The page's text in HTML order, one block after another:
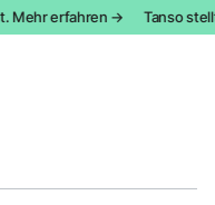
erfahren → Tanso stellt